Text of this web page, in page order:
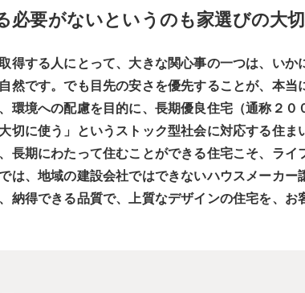
必要がないというのも家選びの大
得する人にとって、大きな関心事の一つは、い
然です。でも目先の安さを優先することが、本当
環境への配慮を目的に、長期優良住宅（通称２
切に使う」というストック型社会に対応する住
長期にわたって住むことができる住宅こそ、ラ
は、地域の建設会社ではできないハウスメーカ
納得できる品質で、上質なデザインの住宅を、お